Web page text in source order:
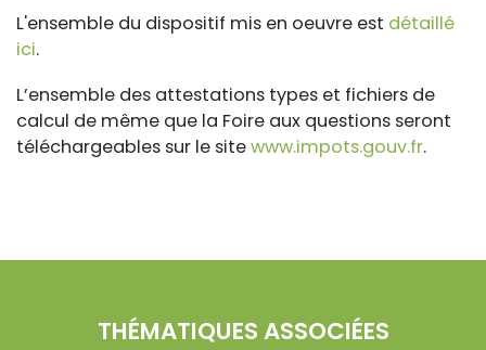
L'ensemble du dispositif mis en oeuvre est détaillé
ici.
L’ensemble des attestations types et fichiers de
calcul de même que la Foire aux questions seront
téléchargeables sur le sitewww.impots.gouv.fr.
THÉMATIQUES ASSOCIÉES